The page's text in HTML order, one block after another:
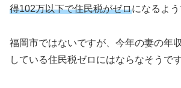
得102万以下で住民税がゼロになるよう
福岡市ではないですが、今年の妻の年
している住民税ゼロにはならなそうです